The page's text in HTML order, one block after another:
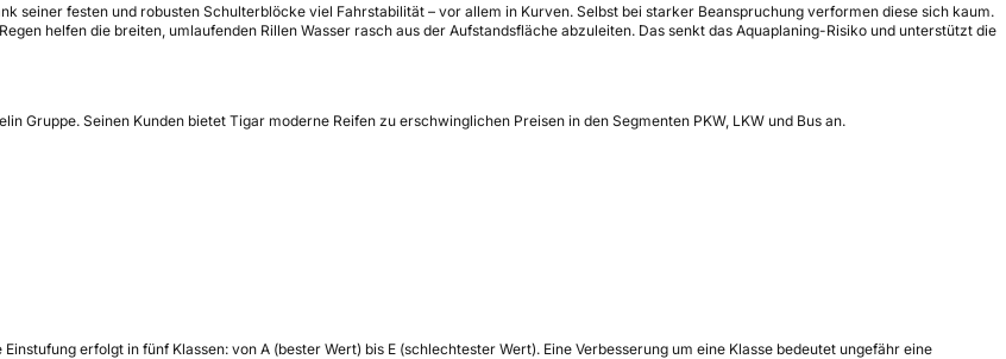
seiner festen und robusten Schulterblöcke viel Fahrstabilität – vor allem in Kurven. Selbst bei starker Beanspruchung verformen diese sich kaum.
helfen die breiten, umlaufenden Rillen Wasser rasch aus der Aufstandsfläche abzuleiten. Das senkt das Aquaplaning-Risiko und unterstützt die
Gruppe. Seinen Kunden bietet Tigar moderne Reifen zu erschwinglichen Preisen in den Segmenten PKW, LKW und Bus an.
Einstufung erfolgt in fünf Klassen: von A (bester Wert) bis E (schlechtester Wert). Eine Verbesserung um eine Klasse bedeutet ungefähr eine